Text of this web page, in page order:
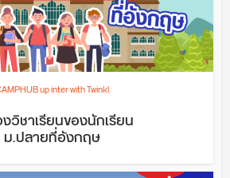
up inter with Twinkl
วิชาเรียนของนักเรียน
ม.ปลายที่อังกฤษ